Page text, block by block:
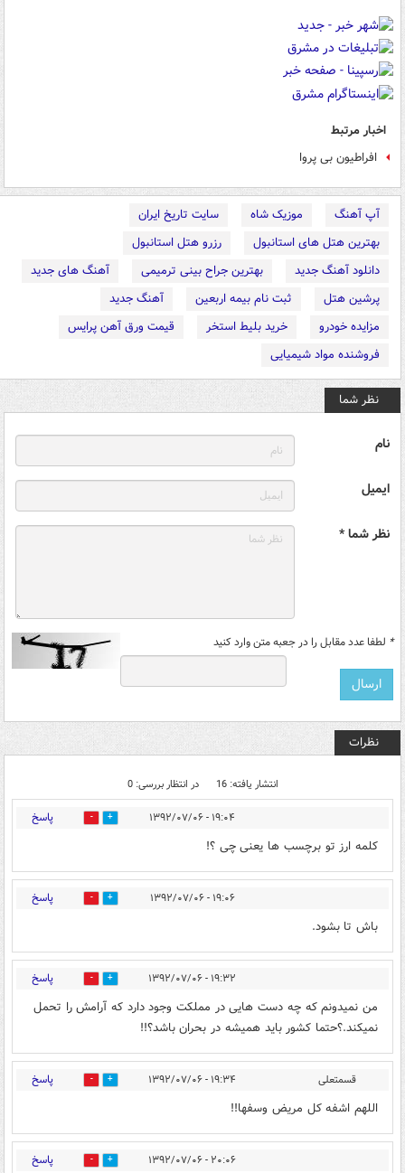
اخبار مرتبط
افراطیون بی پروا
آپ آهنگ موزیک شاه
سایت تاریخ ایران
بهترین هتل های استانبول
رزرو هتل استانبول
دانلود آهنگ جدید
بهترین جراح بینی ترمیمی
آهنگ های جدید
پرشین هتل
ثبت نام بیمه اربعین
آهنگ جدید
مزایده خودرو
خرید بلیط استخر
قیمت ورق آهن پرایس
فروشنده مواد شیمیایی
نظر شما
نام
ایمیل
نظر شما *
* لطفا عدد مقابل را در جعبه متن وارد کنید
نظرات
انتشار یافته: 16 در انتظار بررسی: 0
۱۹:۰۴ - ۱۳۹۲/۰۷/۰۶ 0 پاسخ
کلمه ارز تو برچسب ها یعنی چی ؟!
۱۹:۰۶ - ۱۳۹۲/۰۷/۰۶ 0 پاسخ
باش تا بشود.
۱۹:۳۲ - ۱۳۹۲/۰۷/۰۶ 0 پاسخ
من نمیدونم که چه دست هایی در مملکت وجود دارد که آرامش را تحمل
نمیکند.؟حتما کشور باید همیشه در بحران باشد؟!!
قسمتعلی ۱۹:۳۴ - ۱۳۹۲/۰۷/۰۶ 0 پاسخ
اللهم اشفه کل مریض وسفها!!
۲۰:۰۶ - ۱۳۹۲/۰۷/۰۶ 0 پاسخ